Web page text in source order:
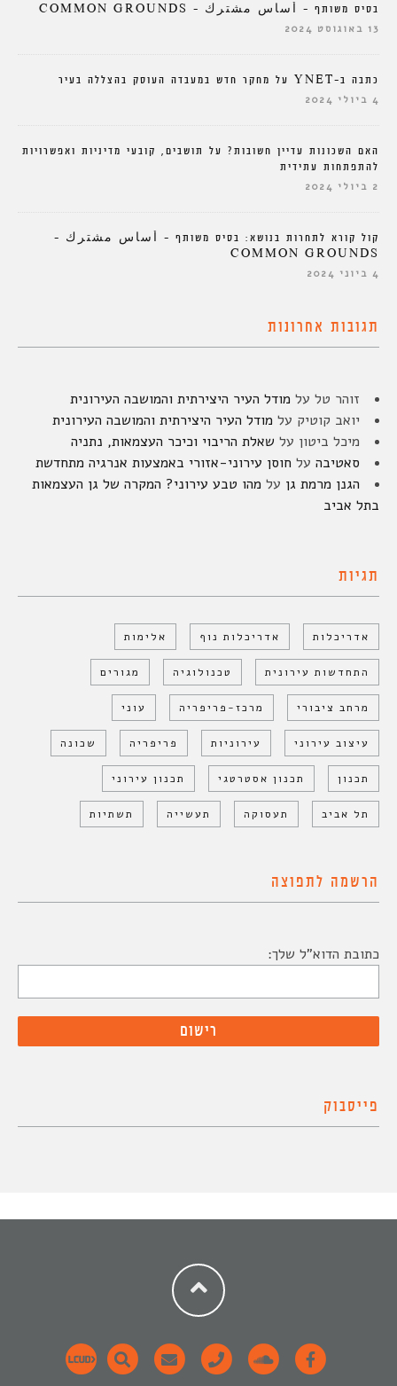
בסיס משותף – أساس مشترك – COMMON GROUNDS
13 באוגוסט 2024
כתבה ב-YNET על מחקר חדש במעבדה העוסק בהצללה בעיר
4 ביולי 2024
האם השכונות עדיין חשובות? על תושבים, קובעי מדיניות ואפשרויות
להתפתחות עתידית
2 ביולי 2024
קול קורא לתחרות בנושא: בסיס משותף – أساس مشترك –
COMMON GROUNDS
4 ביוני 2024
תגובות אחרונות
זוהר טל על מודל העיר היצירתית והמושבה העירונית
יואב קוטיק על מודל העיר היצירתית והמושבה העירונית
מיכל ביטון על שאלת הריבוי וכיכר העצמאות, נתניה
סאטיבה על חוסן עירוני-אזורי באמצעות אנרגיה מתחדשת
הגנן מרמת גן על מהו טבע עירוני? המקרה של גן העצמאות
בתל אביב
תגיות
אדריכלות אדריכלות נוף אלימות
התחדשות עירונית טכנולוגיה מגורים
מרחב ציבורי מרכז-פריפריה עוני
עיצוב עירוני עירוניות פריפריה שכונה
תכנון תכנון אסטרטגי תכנון עירוני
תל אביב תעסוקה תעשייה תשתיות
הרשמה לתפוצה
כתובת הדוא"ל שלך:
פייסבוק